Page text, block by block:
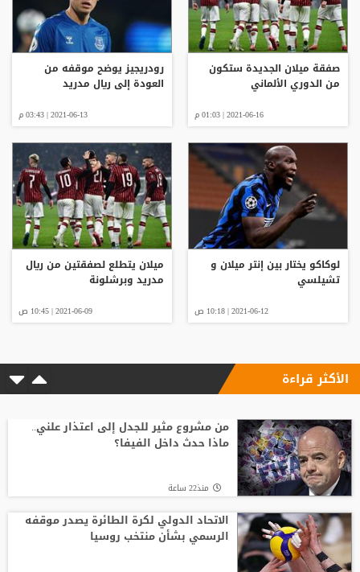
صفقة ميلان الجديدة ستكون
من الدوري الألماني
2021-06-16 | 01:03 م
رودريجيز يوضح موقفه من
العودة إلى ريال مدريد
2021-06-13 | 03:43 م
لوكاكو يختار بين إنتر ميلان و
تشيلسي
2021-06-12 | 10:18 ص
ميلان يتطلع لصفقتين من ريال
مدريد وبرشلونة
2021-06-09 | 10:45 ص
الأكثر قراءة
من مشروع مثير للجدل إلى اعتذار علني..
ماذا حدث داخل الفيفا؟
منذ22 ساعة
الاتحاد الدولي لكرة الطائرة يصدر موقفه
الرسمي بشأن منتخب روسيا